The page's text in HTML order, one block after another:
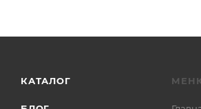
КАТАЛОГ